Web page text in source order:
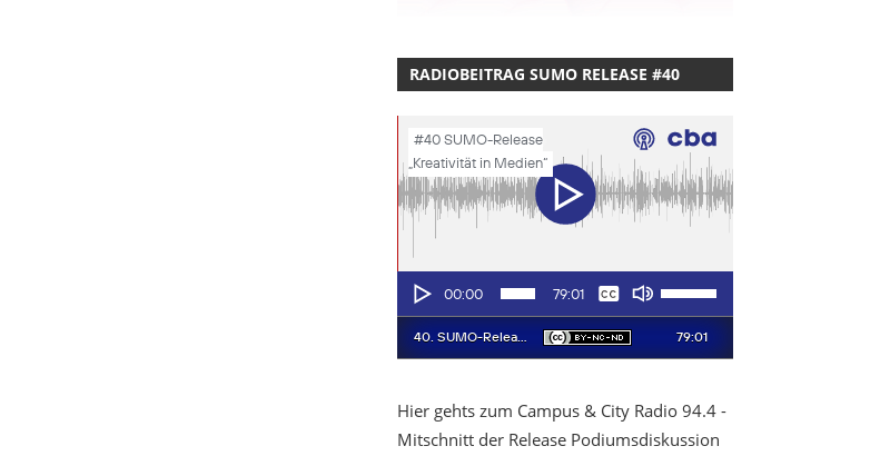
RADIOBEITRAG SUMO RELEASE #40
Hier gehts zum Campus & City Radio 94.4 -
Mitschnitt der Release Podiumsdiskussion